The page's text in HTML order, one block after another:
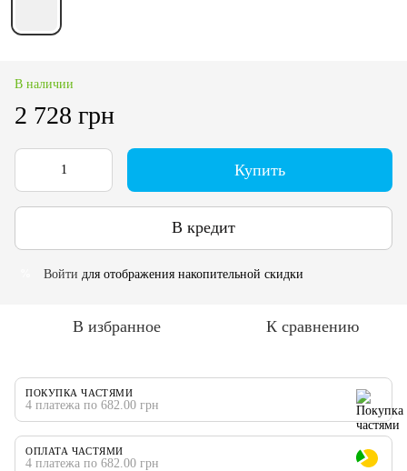
В наличии
2 728 грн
Купить
В кредит
Войти для отображения накопительной скидки
В избранное К сравнению
ПОКУПКА ЧАСТЯМИ
4 платежа по 682.00 грн
ОПЛАТА ЧАСТЯМИ
4 платежа по 682.00 грн